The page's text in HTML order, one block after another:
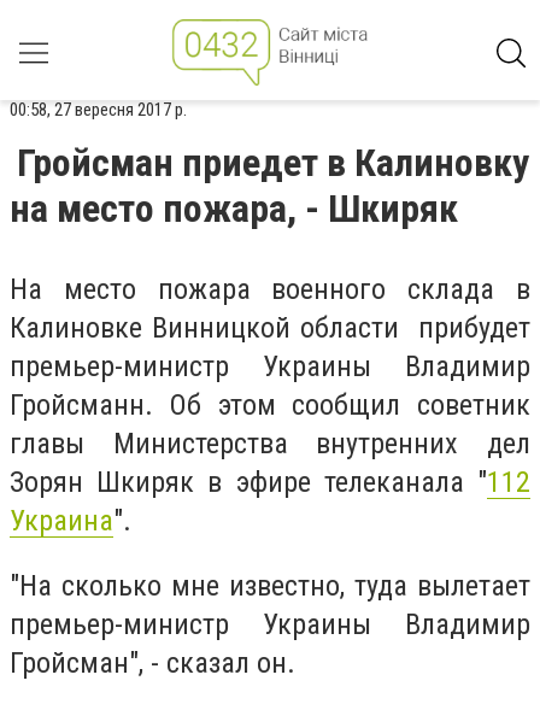
00:58, 27 вересня 2017 р.
Гройсман приедет в Калиновку
на место пожара, - Шкиряк
На место пожара военного склада в
Калиновке Винницкой области прибудет
премьер-министр Украины Владимир
Гройсманн. Об этом сообщил советник
главы Министерства внутренних дел
Зорян Шкиряк в эфире телеканала "112
Украина".
"На сколько мне известно, туда вылетает
премьер-министр Украины Владимир
Гройсман", - сказал он.